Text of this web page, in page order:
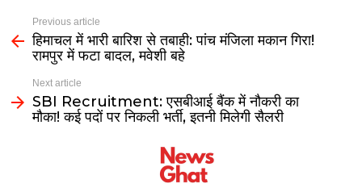
Previous article
हिमाचल में भारी बारिश से तबाही: पांच मंजिला मकान गिरा!
रामपुर में फटा बादल, मवेशी बहे
Next article
SBI Recruitment: एसबीआई बैंक में नौकरी का
मौका! कई पदों पर निकली भर्ती, इतनी मिलेगी सैलरी